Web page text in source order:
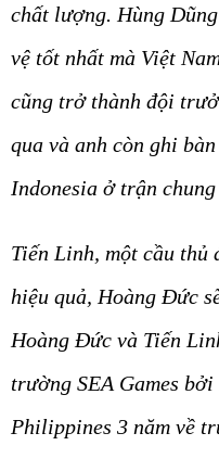
chất lượng. Hùng
vệ tốt nhất mà Việt
cũng trở thành đội
qua và anh còn ghi
Indonesia ở trận chung
Tiến Linh, một cầu thủ
hiệu quả, Hoàng Đức
Hoàng Đức và Tiến
trường SEA Games
Philippines 3 năm về